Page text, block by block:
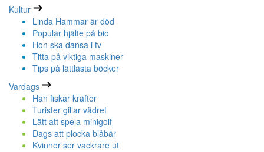
Kultur
Linda Hammar är död
Populär hjälte på bio
Hon ska dansa i tv
Titta på viktiga maskiner
Tips på lättlästa böcker
Vardags
Han fiskar kräftor
Turister gillar vädret
Lätt att spela minigolf
Dags att plocka blåbär
Kvinnor ser vackrare ut